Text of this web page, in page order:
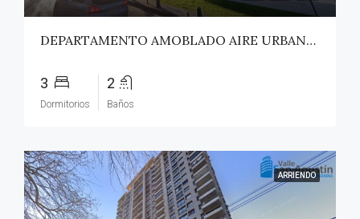
DEPARTAMENTO AMOBLADO AIRE URBANO (PAZ) – TALCA
3
Dormitorios
2
Baños
ARRIENDO